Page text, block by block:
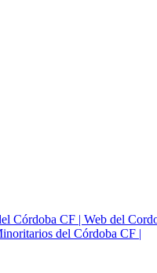
Córdoba CF | Web del
del Córdoba CF |